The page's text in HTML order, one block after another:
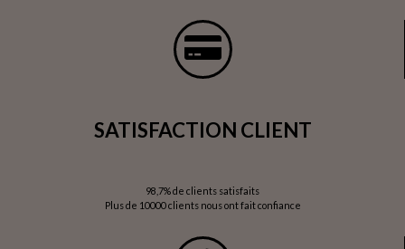
SATISFACTION CLIENT
98,7% de clients satisfaits
Plus de 10000 clients nous ont fait confiance